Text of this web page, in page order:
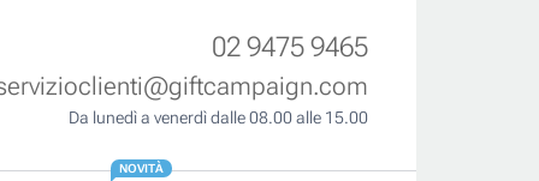
02 9475 9465
Da lunedì a venerdì dalle 08.00 alle 15.00
NOVITÀ